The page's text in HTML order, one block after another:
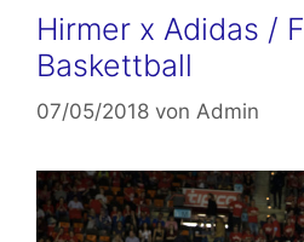
Hirmer x Adidas /
Baskettball
07/05/2018 von Admin